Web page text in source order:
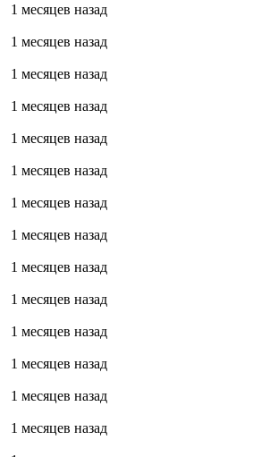
1 месяцев назад
1 месяцев назад
1 месяцев назад
1 месяцев назад
1 месяцев назад
1 месяцев назад
1 месяцев назад
1 месяцев назад
1 месяцев назад
1 месяцев назад
1 месяцев назад
1 месяцев назад
1 месяцев назад
1 месяцев назад